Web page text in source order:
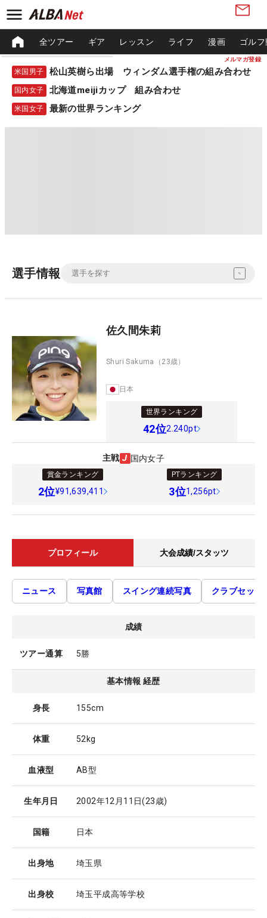
メルマガ登録
全ツアー ギア レッスン ライフ 漫画 ゴル
米国男子 松山英樹ら出場 ウィンダム選手権の組み合わせ
国内女子 北海道meijiカップ 組み合わせ
米国女子 最新の世界ランキング
選手情報
佐久間朱莉
Shuri Sakuma （23歳）
日本
世界ランキング
42位2.240pt
主戦 国内女子
賞金ランキング
2位¥91,639,411
PTランキング
3位1,256pt
プロフィール 大会成績/スタッツ
ニュース 写真館 スイング連続写真 クラブセッテ
成績
ツアー通算 5勝
基本情報 経歴
身長 155cm
体重 52kg
血液型 AB型
生年月日 2002年12月11日(23歳)
国籍 日本
出身地 埼玉県
出身校 埼玉平成高等学校